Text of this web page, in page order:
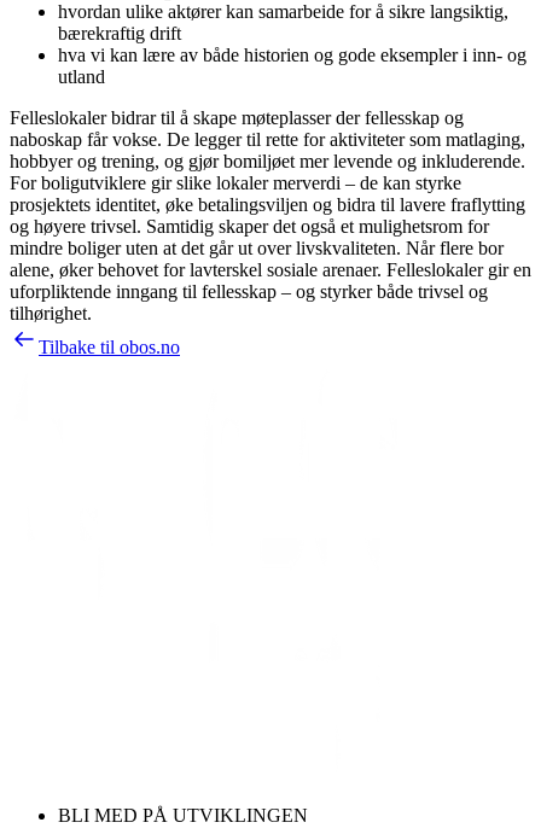
hvordan ulike aktører kan samarbeide for å sikre langsiktig,
bærekraftig drift
hva vi kan lære av både historien og gode eksempler i inn- og
utland
Felleslokaler bidrar til å skape møteplasser der fellesskap og
naboskap får vokse. De legger til rette for aktiviteter som matlaging,
hobbyer og trening, og gjør bomiljøet mer levende og inkluderende.
For boligutviklere gir slike lokaler merverdi – de kan styrke
prosjektets identitet, øke betalingsviljen og bidra til lavere fraflytting
og høyere trivsel. Samtidig skaper det også et mulighetsrom for
mindre boliger uten at det går ut over livskvaliteten. Når flere bor
alene, øker behovet for lavterskel sosiale arenaer. Felleslokaler gir en
uforpliktende inngang til fellesskap – og styrker både trivsel og
tilhørighet.
Tilbake til obos.no
BLI MED PÅ UTVIKLINGEN